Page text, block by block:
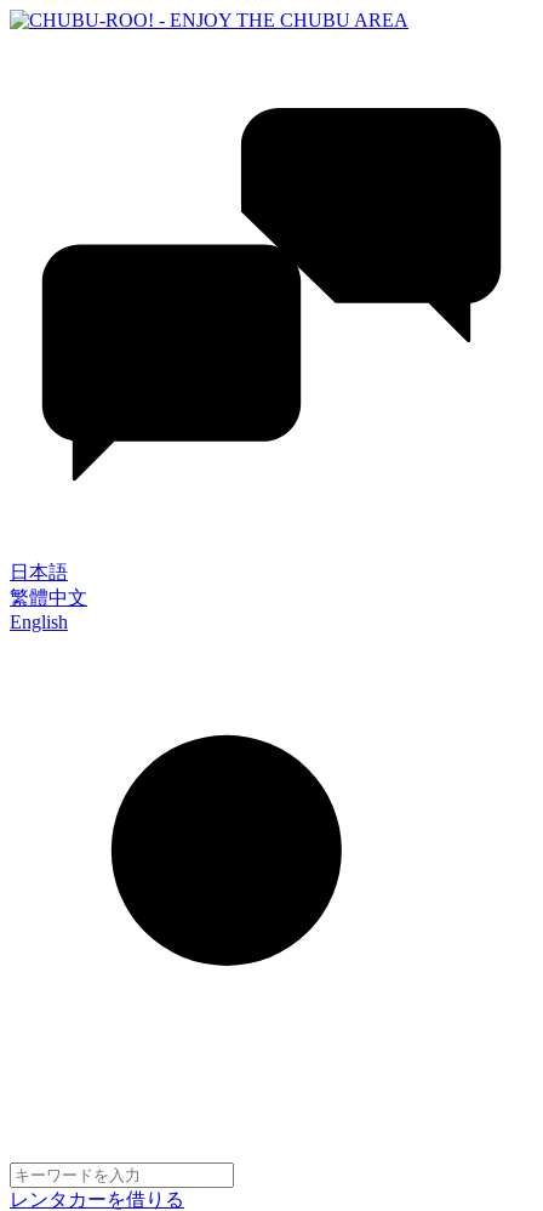
日本語
繁體中文
English
レンタカーを借りる